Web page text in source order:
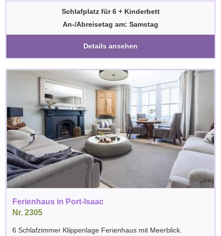
Schlafplatz für 6 + Kinderbett
An-/Abreisetag am: Samstag
Details ansehen
Ferienhaus in Port-Isaac
Nr. 2305
6 Schlafzimmer Klippenlage Ferienhaus mit Meerblick.